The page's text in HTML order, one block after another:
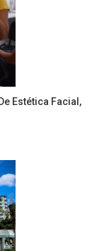
Estética Facial,